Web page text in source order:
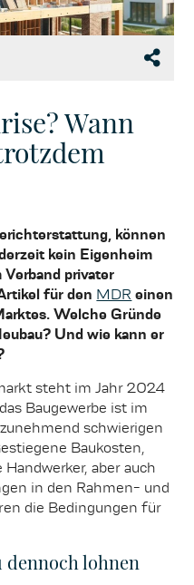
Wann
können
kein Eigenheim
privater
für den MDR einen
Welche Gründe
Und wie kann er
steht im Jahr 2024
Baugewerbe ist im
schwierigen
Baukosten,
aber auch
in den Rahmen- und
die Bedingungen für
dennoch lohnen